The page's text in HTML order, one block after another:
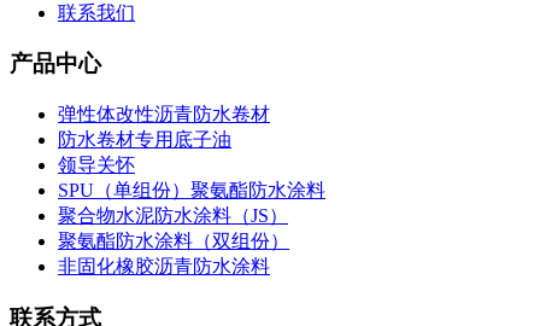
联系我们
产品中心
弹性体改性沥青防水卷材
防水卷材专用底子油
领导关怀
SPU（单组份）聚氨酯防水涂料
聚合物水泥防水涂料（JS）
聚氨酯防水涂料（双组份）
非固化橡胶沥青防水涂料
联系方式